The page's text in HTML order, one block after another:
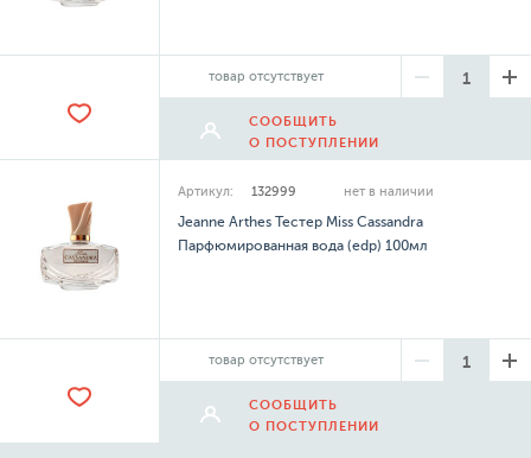
товар отсутствует
СООБЩИТЬ
О ПОСТУПЛЕНИИ
Артикул: 132999 нет в наличии
Jeanne Arthes Тестер Miss Cassandra
Парфюмированная вода (edp) 100мл
товар отсутствует
СООБЩИТЬ
О ПОСТУПЛЕНИИ